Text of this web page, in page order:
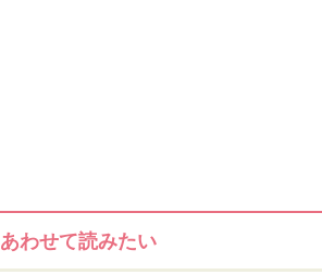
あわせて読みたい